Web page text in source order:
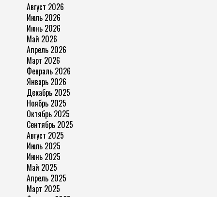
Август 2026
Июль 2026
Июнь 2026
Май 2026
Апрель 2026
Март 2026
Февраль 2026
Январь 2026
Декабрь 2025
Ноябрь 2025
Октябрь 2025
Сентябрь 2025
Август 2025
Июль 2025
Июнь 2025
Май 2025
Апрель 2025
Март 2025